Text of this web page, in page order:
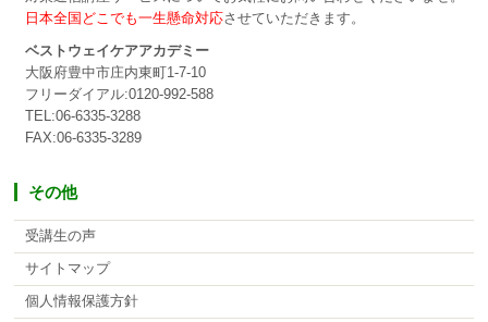
日本全国どこでも一生懸命対応させていただきます。
ベストウェイケアアカデミー
大阪府豊中市庄内東町1-7-10
フリーダイアル:0120-992-588
TEL:06-6335-3288
FAX:06-6335-3289
その他
受講生の声
サイトマップ
個人情報保護方針